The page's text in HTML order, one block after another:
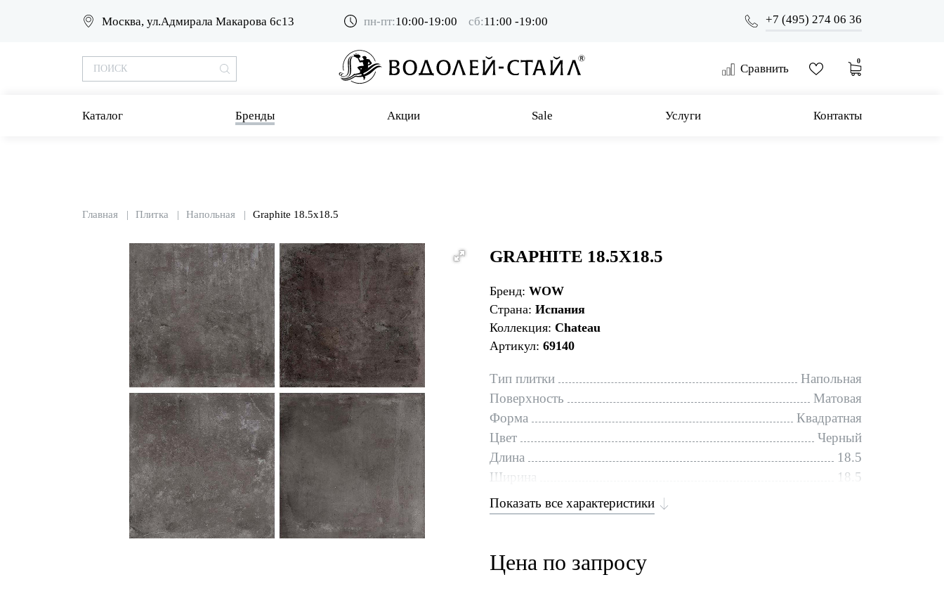
Москва, ул.Адмирала Макарова 6с13 пн-пт:10:00-19:00 сб:11:00 -19:00 +7 (495) 274 06 36
Сравнить
0
Каталог Бренды Акции Sale Услуги Контакты
Главная Плитка Напольная Graphite 18.5x18.5
GRAPHITE 18.5X18.5
Бренд: WOW
Страна: Испания
Коллекция: Chateau
Артикул: 69140
Тип плитки
Напольная
Поверхность
Матовая
Форма
Квадратная
Цвет
Черный
Длина
18.5
Ширина
18.5
Показать все характеристики
Цена по запросу